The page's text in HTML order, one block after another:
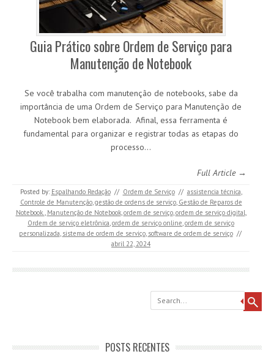
Guia Prático sobre Ordem de Serviço para
Manutenção de Notebook
Se você trabalha com manutenção de notebooks, sabe da
importância de uma Ordem de Serviço para Manutenção de
Notebook bem elaborada. Afinal, essa ferramenta é
fundamental para organizar e registrar todas as etapas do
processo…
Full Article →
Posted by: Espalhando Redação // Ordem de Serviço // assistencia técnica,
Controle de Manutenção,gestão de ordens de serviço, Gestão de Reparos de
Notebook., Manutenção de Notebook,ordem de serviço,ordem de serviço digital,
Ordem de serviço eletrônica,ordem de serviço online,ordem de serviço
personalizada, sistema de ordem de serviço, software de ordem de serviço //
abril 22, 2024
Search
POSTS RECENTES